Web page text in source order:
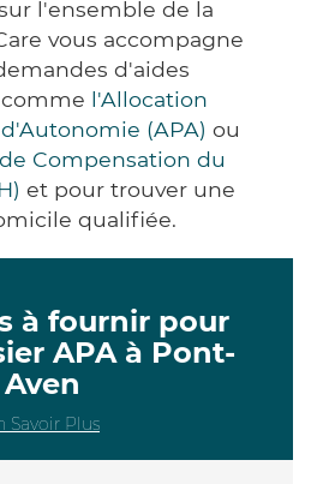
l'ensemble de la
vous accompagne
d'aides
l'Allocation
(APA) ou
Compensation du
et pour trouver une
qualifiée.
à fournir pour
APA à Pont-
Aven
Savoir Plus